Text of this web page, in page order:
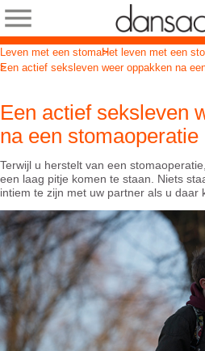
Leven met een stomaHet leven met een
Een actief seksleven weer oppakken na
Een actief seksleven
na een stomaoperatie
Terwijl u herstelt van een
een laag pitje komen te staan. Niets
intiem te zijn met uw partner als u daar